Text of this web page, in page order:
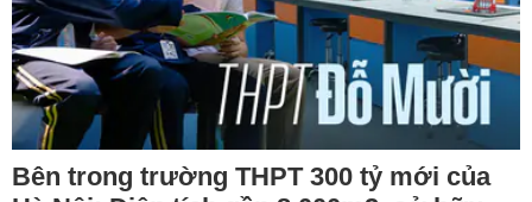
Bên trong trường THPT 300 tỷ mới của